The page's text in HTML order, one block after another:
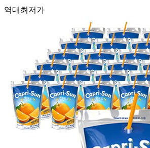
역대최저가